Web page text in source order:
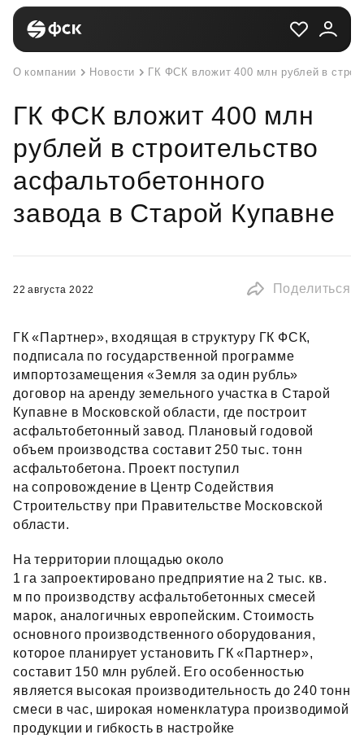
О компании Новости ГК ФСК вложит 400 млн рублей в
ГК ФСК вложит 400 млн
рублей в строительство
асфальтобетонного
завода в Старой Купавне
22 августа 2022 Поделиться
ГК «Партнер», входящая в структуру ГК ФСК,
подписала по государственной программе
импортозамещения «Земля за один рубль»
договор на аренду земельного участка в Старой
Купавне в Московской области, где построит
асфальтобетонный завод. Плановый годовой
объем производства составит 250 тыс. тонн
асфальтобетона. Проект поступил
на сопровождение в Центр Содействия
Строительству при Правительстве Московской
области.
На территории площадью около
1 га запроектировано предприятие на 2 тыс. кв.
м по производству асфальтобетонных смесей
марок, аналогичных европейским. Стоимость
основного производственного оборудования,
которое планирует установить ГК «Партнер»,
составит 150 млн рублей. Его особенностью
является высокая производительность до 240 тонн
смеси в час, широкая номенклатура производимой
продукции и гибкость в настройке